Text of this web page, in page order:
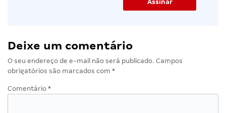
Deixe um comentário
O seu endereço de e-mail não será publicado. Campos
obrigatórios são marcados com *
Comentário *